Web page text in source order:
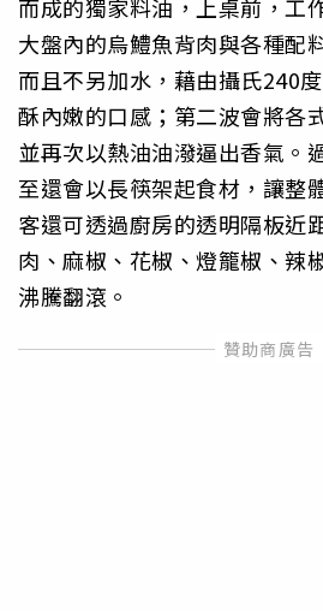
而成的獨家料油，上桌前，工
大盤內的烏鱧魚背肉與各種配
而且不另加水，藉由攝氏240
酥內嫩的口感；第二波會將各
並再次以熱油油潑逼出香氣。
至還會以長筷架起食材，讓整
客還可透過廚房的透明隔板近
肉、麻椒、花椒、燈籠椒、辣
沸騰翻滾。